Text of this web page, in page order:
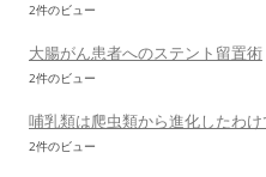
2件のビュー
大腸がん患者へのステント留置術
2件のビュー
哺乳類は爬虫類から進化したわ
2件のビュー